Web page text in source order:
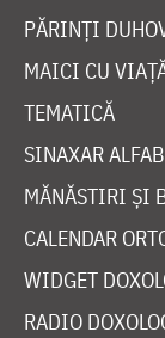
PĂRINȚI
MAICI CU
TEMATICĂ
SINAXAR
MĂNĂSTIRI ȘI
CALENDAR
WIDGET
RADIO